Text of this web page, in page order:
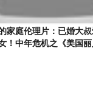
家庭伦理片：已婚大
！中年危机之《美国